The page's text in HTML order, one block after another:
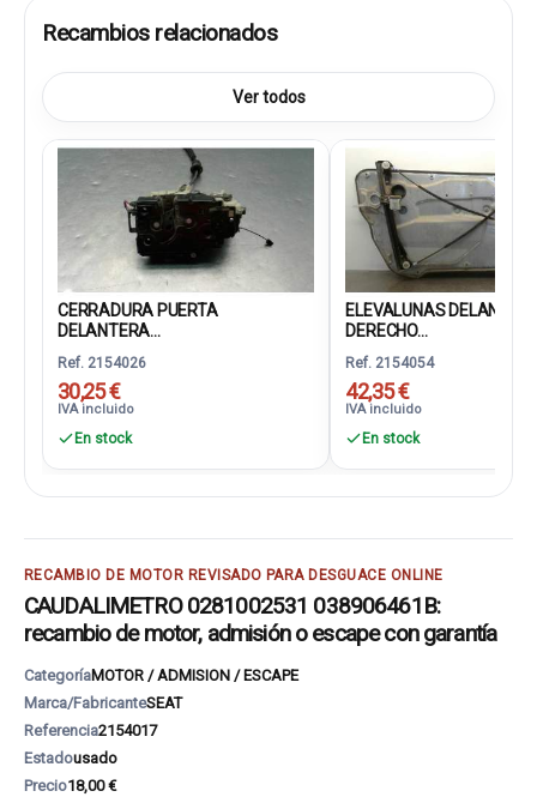
Recambios relacionados
Ver todos
CERRADURA PUERTA
DELANTERA...
Ref. 2154026
30,25 €
IVA incluido
En stock
ELEVALUNAS
DERECHO...
Ref. 2154054
42,35 €
IVA incluido
En stock
RECAMBIO DE MOTOR REVISADO PARA DESGUACE ONLINE
CAUDALIMETRO 0281002531 038906461B:
recambio de motor, admisión o escape con garantía
CategoríaMOTOR / ADMISION / ESCAPE
Marca/FabricanteSEAT
Referencia2154017
Estadousado
Precio18,00 €